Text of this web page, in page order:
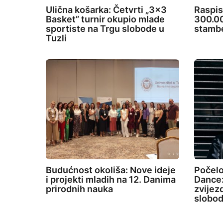
Ulična košarka: Četvrti „3×3
Basket” turnir okupio mlade
sportiste na Trgu slobode u
Tuzli
Budućnost okoliša: Nove ideje
i projekti mladih na 12. Danima
prirodnih nauka